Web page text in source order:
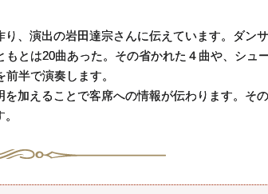
、演出の岩田達宗さんに伝えています。ダン
とは20曲あった。その省かれた４曲や、シュ
半で演奏します。
加えることで客席への情報が伝わります。そ